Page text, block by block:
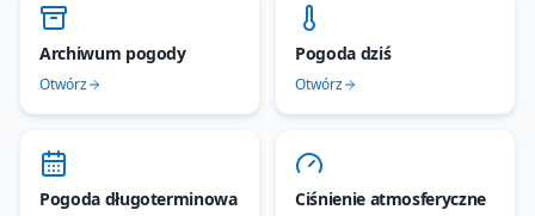
Archiwum pogody
Otwórz
Pogoda dziś
Otwórz
Pogoda długoterminowa Ciśnienie atmosferyczne